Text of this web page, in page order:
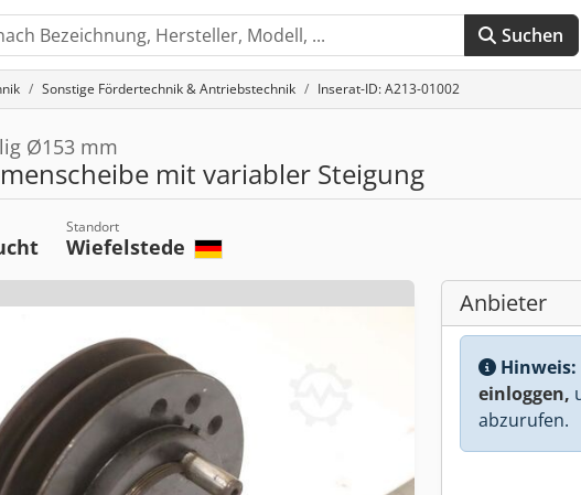
Suchen
Sonstige Fördertechnik & Antriebstechnik Inserat-ID: A213-01002
Ø153 mm
mit variabler Steigung
Standort
Wiefelstede
Anbieter
Hinweis:
einloggen,
abzurufen.